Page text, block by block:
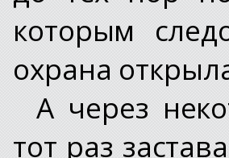
которым
охрана
А через
тот раз